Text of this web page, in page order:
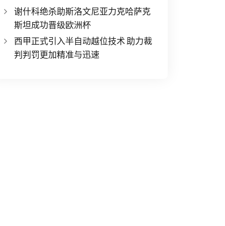
谢什科绝杀助斯洛文尼亚力克哈萨克
斯坦成功晋级欧洲杯
西甲正式引入半自动越位技术 助力裁
判判罚更加精准与迅速